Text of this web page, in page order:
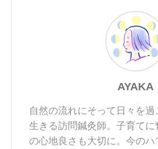
AYAKA
自然の流れにそって日々を
生きる訪問鍼灸師。子育て
の心地良さも大切に。今の